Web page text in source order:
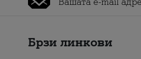
Брзи линкови